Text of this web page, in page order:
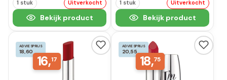
1 stuk Uitverkocht
Bekijk product
1 stuk Uitverkocht
Bekijk product
ADVIESPRIJS
18,60
16,17
ADVIESPRIJS
20,55
18,75